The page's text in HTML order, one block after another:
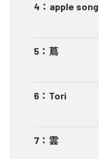
4 ： apple song
5 ： 蔦
6 ： Tori
7 ： 雲